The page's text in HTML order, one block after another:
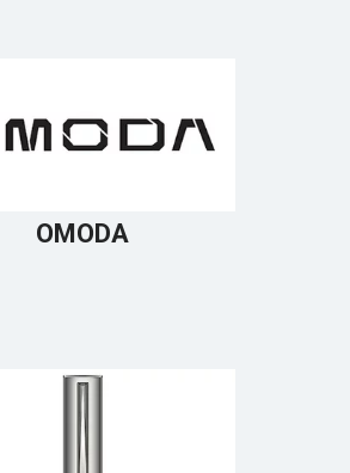
OMODA